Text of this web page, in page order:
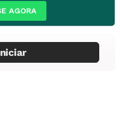
e considerando a
vetor de
aNeoenergia,
transmissão,
AGORA